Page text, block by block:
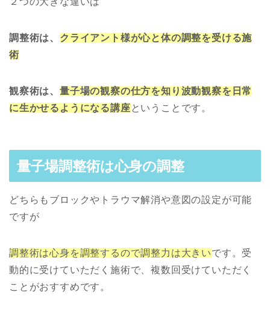
調整術は、 クライアント様が心と体の調整を受ける施
術
観察術は、 量子場の観察の仕方を知り波動観察を日常
に生かせるようになる講座 ということです。
量子場調整術は心身の調整
どちらもブロックやトラウマ解消や意図の設定が可能
ですが
調整術は心身を調整するので調整力は大きいです。受
動的に受けていただく施術で、複数回受けていただく
ことがおすすめです。